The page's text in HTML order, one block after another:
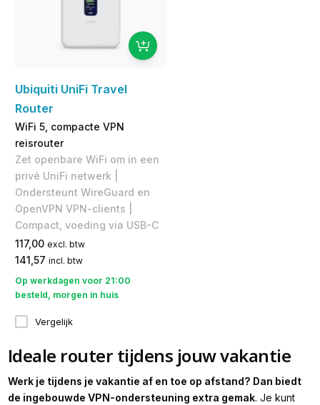
Ubiquiti UniFi Travel
Router
WiFi 5, compacte VPN
reisrouter
Zet openbare WiFi om in een
privé UniFi netwerk |
Ondersteunt WireGuard en
OpenVPN VPN-clients |
Compact, voeding via USB-C
117,00 excl. btw
141,57 incl. btw
Op werkdagen voor 21:00
besteld, morgen in huis
Vergelijk
Ideale router tijdens jouw vakantie
Werk je tijdens je vakantie af en toe op afstand? Dan biedt
de ingebouwde VPN-ondersteuning extra gemak. Je kunt